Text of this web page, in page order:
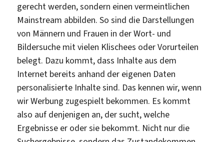
gerecht werden, sondern einen vermeintlichen
Mainstream abbilden. So sind die Darstellungen
von Männern und Frauen in der Wort- und
Bildersuche mit vielen Klischees oder Vorurteilen
belegt. Dazu kommt, dass Inhalte aus dem
Internet bereits anhand der eigenen Daten
personalisierte Inhalte sind. Das kennen wir, wenn
wir Werbung zugespielt bekommen. Es kommt
also auf denjenigen an, der sucht, welche
Ergebnisse er oder sie bekommt. Nicht nur die